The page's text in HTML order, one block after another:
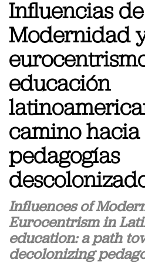
Influencias
Modernidad
educación
camino hacia
pedagogías
Influences of
Eurocentrism in
education: a path
decolonizing